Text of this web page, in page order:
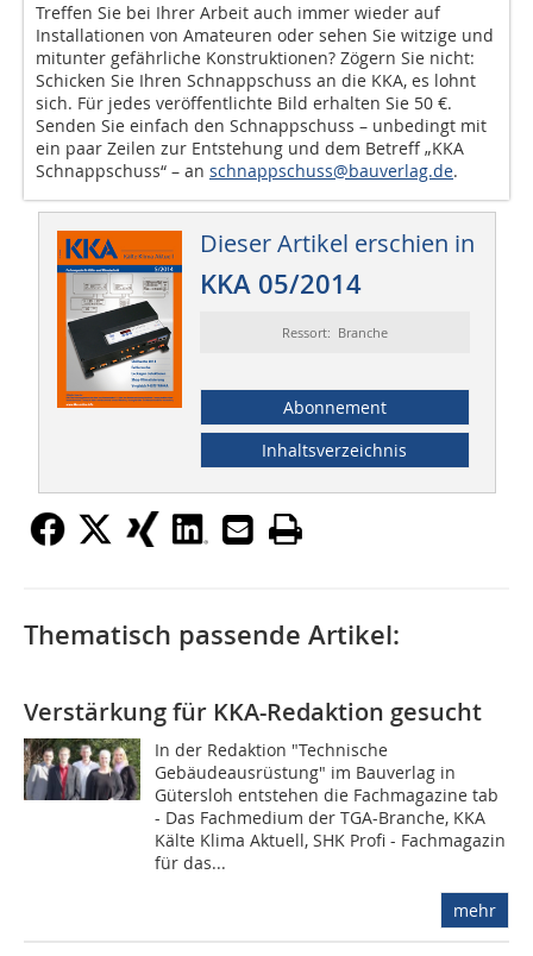
Treffen Sie bei Ihrer Arbeit auch immer wieder auf
Installationen von Amateuren oder sehen Sie witzige und
mitunter gefährliche Konstruktionen? Zögern Sie nicht:
Schicken Sie Ihren Schnappschuss an die KKA, es lohnt
sich. Für jedes veröffentlichte Bild erhalten Sie 50 €.
Senden Sie einfach den Schnappschuss – unbedingt mit
ein paar Zeilen zur Entstehung und dem Betreff „KKA
Schnappschuss“ – an schnappschuss@bauverlag.de.
Dieser Artikel erschien in
KKA 05/2014
Ressort: Branche
Abonnement
Inhaltsverzeichnis
Thematisch passende Artikel:
Verstärkung für KKA-Redaktion gesucht
In der Redaktion "Technische
Gebäudeausrüstung" im Bauverlag in
Gütersloh entstehen die Fachmagazine tab
- Das Fachmedium der TGA-Branche, KKA
Kälte Klima Aktuell, SHK Profi - Fachmagazin
für das...
mehr